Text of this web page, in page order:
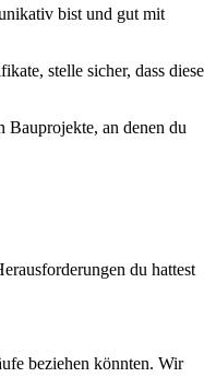
bist und gut mit
stelle sicher, dass diese
Bauprojekte, an denen du
du hattest
beziehen könnten. Wir